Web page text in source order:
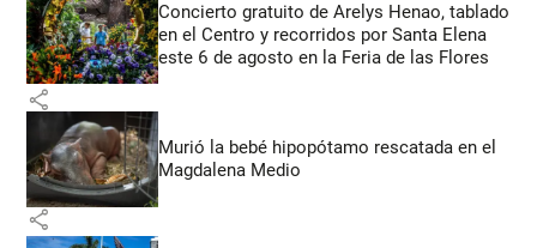
Concierto gratuito de Arelys Henao, tablado
en el Centro y recorridos por Santa Elena
este 6 de agosto en la Feria de las Flores
share
Murió la bebé hipopótamo rescatada en el
Magdalena Medio
share